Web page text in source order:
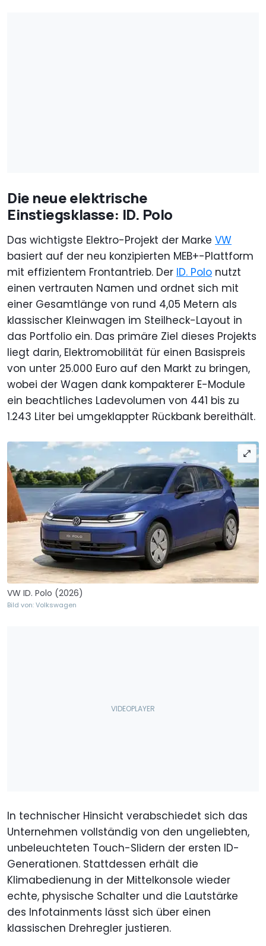
Die neue elektrische
Einstiegsklasse: ID. Polo
Das wichtigste Elektro-Projekt der Marke VW
basiert auf der neu konzipierten MEB+-Plattform
mit effizientem Frontantrieb. Der ID. Polo nutzt
einen vertrauten Namen und ordnet sich mit
einer Gesamtlänge von rund 4,05 Metern als
klassischer Kleinwagen im Steilheck-Layout in
das Portfolio ein. Das primäre Ziel dieses Projekts
liegt darin, Elektromobilität für einen Basispreis
von unter 25.000 Euro auf den Markt zu bringen,
wobei der Wagen dank kompakterer E-Module
ein beachtliches Ladevolumen von 441 bis zu
1.243 Liter bei umgeklappter Rückbank bereithält.
VW ID. Polo (2026)
Bild von: Volkswagen
In technischer Hinsicht verabschiedet sich das
Unternehmen vollständig von den ungeliebten,
unbeleuchteten Touch-Slidern der ersten ID-
Generationen. Stattdessen erhält die
Klimabedienung in der Mittelkonsole wieder
echte, physische Schalter und die Lautstärke
des Infotainments lässt sich über einen
klassischen Drehregler justieren.